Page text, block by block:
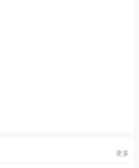
更多